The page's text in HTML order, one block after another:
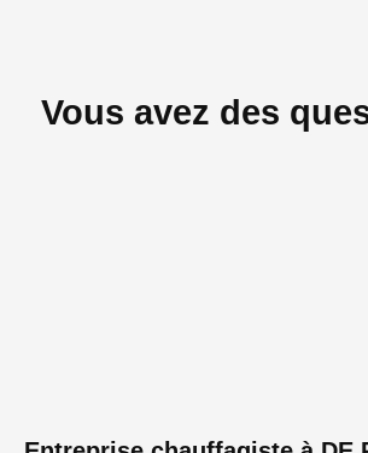
Vous avez des